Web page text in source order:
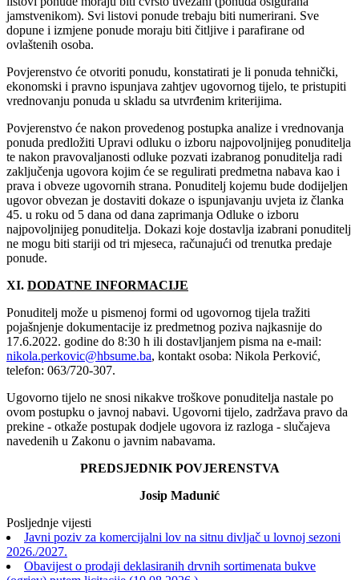
jamstvenikom). Svi listovi ponude trebaju biti numerirani. Sve
dopune i izmjene ponude moraju biti čitljive i parafirane od
ovlaštenih osoba.
Povjerenstvo će otvoriti ponudu, konstatirati je li ponuda tehnički,
ekonomski i pravno ispunjava zahtjev ugovornog tijelo, te pristupiti
vrednovanju ponuda u skladu sa utvrđenim kriterijima.
Povjerenstvo će nakon provedenog postupka analize i vrednovanja
ponuda predložiti Upravi odluku o izboru najpovoljnijeg ponuditelja
te nakon pravovaljanosti odluke pozvati izabranog ponuditelja radi
zaključenja ugovora kojim će se regulirati predmetna nabava kao i
prava i obveze ugovornih strana. Ponuditelj kojemu bude dodijeljen
ugovor obvezan je dostaviti dokaze o ispunjavanju uvjeta iz članka
45. u roku od 5 dana od dana zaprimanja Odluke o izboru
najpovoljnijeg ponuditelja. Dokazi koje dostavlja izabrani ponuditelj
ne mogu biti stariji od tri mjeseca, računajući od trenutka predaje
ponude.
XI. DODATNE INFORMACIJE
Ponuditelj može u pismenoj formi od ugovornog tijela tražiti
pojašnjenje dokumentacije iz predmetnog poziva najkasnije do
17‎.6.2022‎. godine do 8:30 h ili dostavljanjem pisma na e-mail:
nikola.perkovic@hbsume.ba, kontakt osoba: Nikola Perković,
telefon: 063/720-307.
Ugovorno tijelo ne snosi nikakve troškove ponuditelja nastale po
ovom postupku o javnoj nabavi. Ugovorni tijelo, zadržava pravo da
prekine - otkaže postupak dodjele ugovora iz razloga - slučajeva
navedenih u Zakonu o javnim nabavama.
PREDSJEDNIK POVJERENSTVA
Josip Madunić
Posljednje vijesti
Javni poziv za komercijalni lov na sitnu divljač u lovnoj sezoni
2026./2027.
Obavijest o prodaji deklasiranih drvnih sortimenata bukve